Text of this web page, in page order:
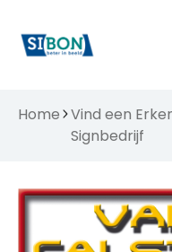
Home Vind een
Signbedrijf